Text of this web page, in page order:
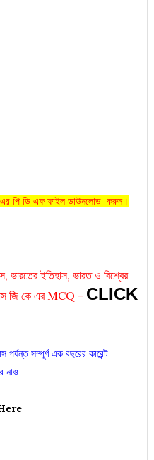
এর পি ডি এফ ফাইল ডাউনলোড করুন।
ভারতের ইতিহাস, ভারত ও বিশ্বের
জি কে এর MCQ - CLICK
পর্যন্ত সম্পূর্ণ এক বছরের কারেন্ট
নাও